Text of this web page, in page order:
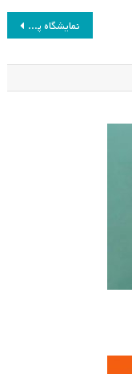
نمایشگاه پدیده ها و آورده های آموزشی ICSA-Iran